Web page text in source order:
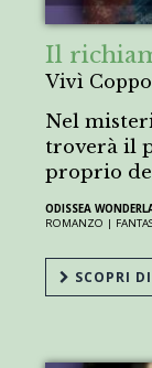
Il
Vivì
Nel
troverà il
proprio
ODISSEA
ROMANZO |
SCOPRI